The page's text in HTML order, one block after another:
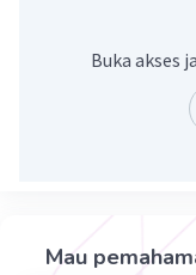
listrik, di
·
Jawaban
Buka akses
Mau